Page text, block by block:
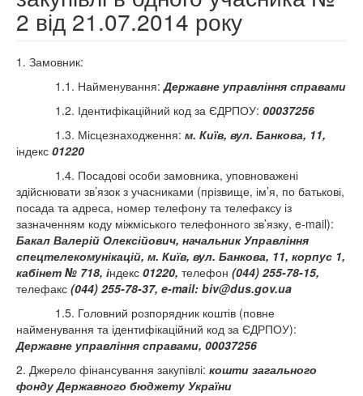
2 від 21.07.2014 року
1. Замовник:
1.1. Найменування:Державне управління справами
1.2. Ідентифікаційний код за ЄДРПОУ: 00037256
1.3. Місцезнаходження: м. Київ, вул. Банкова, 11,
індекс 01220
1.4. Посадові особи замовника, уповноважені
здійснювати зв’язок з учасниками (прізвище, ім’я, по батькові,
посада та адреса, номер телефону та телефаксу із
зазначенням коду міжміського телефонного зв’язку, e-mail):
Бакал Валерій Олексійович, начальник Управління
спецтелекомунікацій, м. Київ, вул. Банкова, 11, корпус 1,
кабінет № 718, індекс 01220, телефон (044) 255-78-15,
телефакс (044) 255-78-37, e-mail: biv@dus.gov.ua
1.5. Головний розпорядник коштів (повне
найменування та ідентифікаційний код за ЄДРПОУ):
Державне управління справами, 00037256
2. Джерело фінансування закупівлі: кошти загального
фонду Державного бюджету України